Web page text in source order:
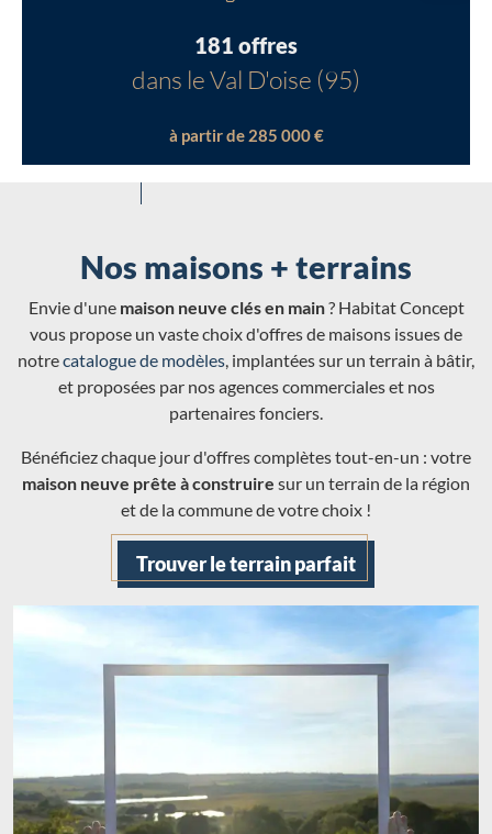
181 offres
dans le Val D'oise (95)
à partir de 285 000 €
Nos maisons + terrains
Envie d'une maison neuve clés en main? Habitat Concept
vous propose un vaste choix d'offres de maisons issues de
notrecatalogue de modèles, implantées sur un terrain à bâtir,
et proposées par nos agences commerciales et nos
partenaires fonciers.
Bénéficiez chaque jour d'offres complètes tout-en-un : votre
maison neuve prête à construire sur un terrain de la région
et de la commune de votre choix !
Trouver le terrain parfait